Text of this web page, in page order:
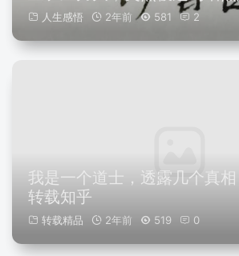
人生感悟 2年前 581 2
我是一个道士，透露几个真
转载知乎
转载精品 2年前 519 0